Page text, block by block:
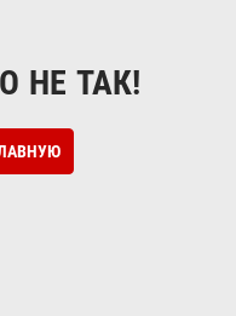
НЕ ТАК!